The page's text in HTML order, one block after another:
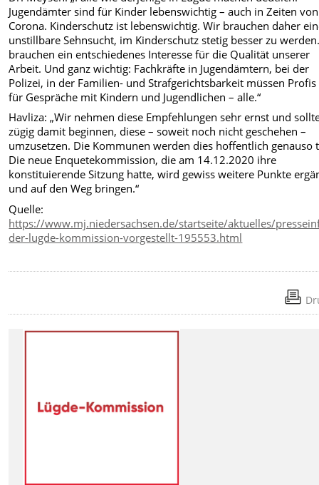
Jugendämter sind für Kinder lebenswichtig – auch in Zeiten von
Corona. Kinderschutz ist lebenswichtig. Wir brauchen daher
unstillbare Sehnsucht, im Kinderschutz stetig besser zu
brauchen ein entschiedenes Interesse für die Qualität unserer
Arbeit. Und ganz wichtig: Fachkräfte in Jugendämtern, bei der
Polizei, in der Familien- und Strafgerichtsbarkeit müssen Profis
für Gespräche mit Kindern und Jugendlichen – alle.“
Havliza: „Wir nehmen diese Empfehlungen sehr ernst und
zügig damit beginnen, diese – soweit noch nicht geschehen –
umzusetzen. Die Kommunen werden dies hoffentlich genauso
Die neue Enquetekommission, die am 14.12.2020 ihre
konstituierende Sitzung hatte, wird gewiss weitere Punkte
und auf den Weg bringen.“
Quelle:
https://www.mj.niedersachsen.de/startseite/aktuelles/
der-lugde-kommission-vorgestellt-195553.html